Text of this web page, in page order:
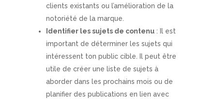
clients existants ou l’amélioration de la
notoriété de la marque.
Identifier les sujets de contenu: Il est
important de déterminer les sujets qui
intéressent ton public cible. Il peut être
utile de créer une liste de sujets à
aborder dans les prochains mois ou de
planifier des publications en lien avec